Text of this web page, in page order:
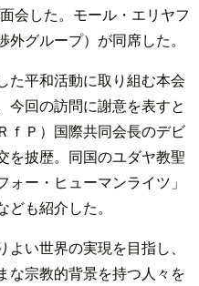
会した。モール・エリヤフ
グループ）が同席した。
た平和活動に取り組む本会
今回の訪問に謝意を表すと
ｆＰ）国際共同会長のデビ
を披歴。同国のユダヤ教聖
ー・ヒューマンライツ」
も紹介した。
い世界の実現を目指し、
な宗教的背景を持つ人々を